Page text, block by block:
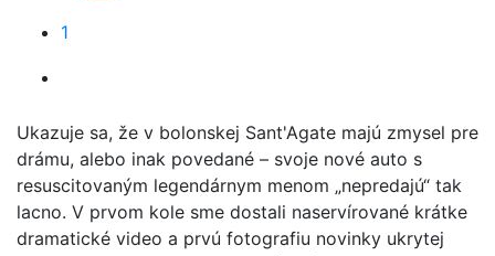
1
Ukazuje sa, že v bolonskej Sant'Agate majú zmysel pre
drámu, alebo inak povedané – svoje nové auto s
resuscitovaným legendárnym menom „nepredajú“ tak
lacno. V prvom kole sme dostali naservírované krátke
dramatické video a prvú fotografiu novinky ukrytej